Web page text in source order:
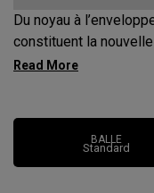
Du noyau à
constituent la
qui recherchent une
des performances
plus rapides, une
Homogène pour
BALLE
Standard